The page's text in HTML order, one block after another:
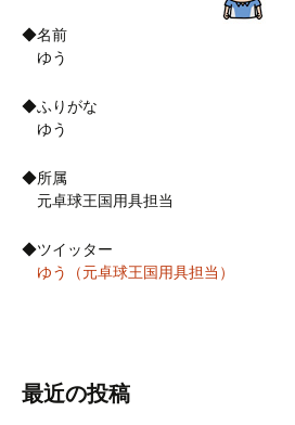
◆名前
ゆう
◆ふりがな
ゆう
◆所属
元卓球王国用具担当
◆ツイッター
ゆう（元卓球王国用具担当）
最近の投稿